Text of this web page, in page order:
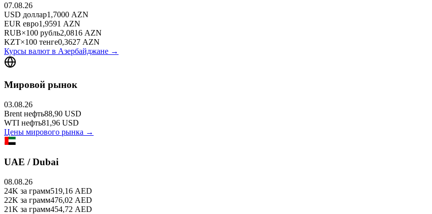
07.08.26
USD доллар1,7000 AZN
EUR евро1,9591 AZN
RUB×100 рубль2,0816 AZN
KZT×100 тенге0,3627 AZN
Курсы валют в Азербайджане →
Мировой рынок
03.08.26
Brent нефть88,90 USD
WTI нефть81,96 USD
Цены мирового рынка →
UAE / Dubai
08.08.26
24K за грамм519,16 AED
22K за грамм476,02 AED
21K за грамм454,72 AED